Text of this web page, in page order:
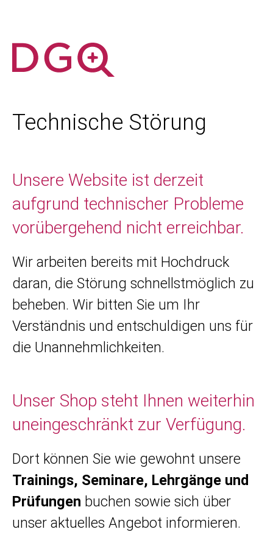
Technische Störung
Unsere Website ist derzeit
aufgrund technischer Probleme
vorübergehend nicht erreichbar.
Wir arbeiten bereits mit Hochdruck
daran, die Störung schnellstmöglich zu
beheben. Wir bitten Sie um Ihr
Verständnis und entschuldigen uns für
die Unannehmlichkeiten.
Unser Shop steht Ihnen weiterhin
uneingeschränkt zur Verfügung.
Dort können Sie wie gewohnt unsere
Trainings, Seminare, Lehrgänge und
Prüfungen buchen sowie sich über
unser aktuelles Angebot informieren.